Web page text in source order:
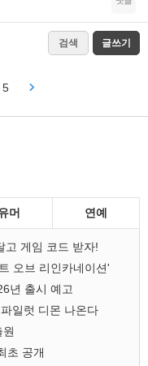
검색 글쓰기
5
머 연예
게임 코드 받자!
오브 리인카네이션'
년 출시 예고
일럿 디몬 나온다
초 공개